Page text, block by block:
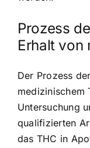
Prozess
Erhalt von
Der Prozess
medizinischem
Untersuchung
qualifizierten
das THC in